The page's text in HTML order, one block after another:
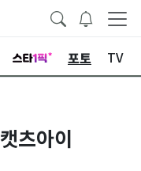
포토 TV
츠아이